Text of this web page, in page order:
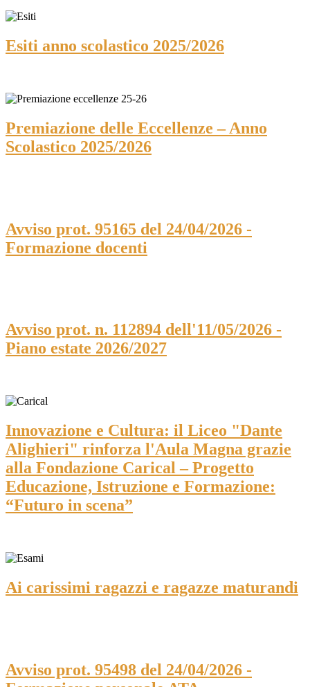
Esiti anno scolastico 2025/2026
Premiazione delle Eccellenze – Anno
Scolastico 2025/2026
Avviso prot. 95165 del 24/04/2026 -
Formazione docenti
Avviso prot. n. 112894 dell'11/05/2026 -
Piano estate 2026/2027
Innovazione e Cultura: il Liceo "Dante
Alighieri" rinforza l'Aula Magna grazie
alla Fondazione Carical – Progetto
Educazione, Istruzione e Formazione:
“Futuro in scena”
Ai carissimi ragazzi e ragazze maturandi
Avviso prot. 95498 del 24/04/2026 -